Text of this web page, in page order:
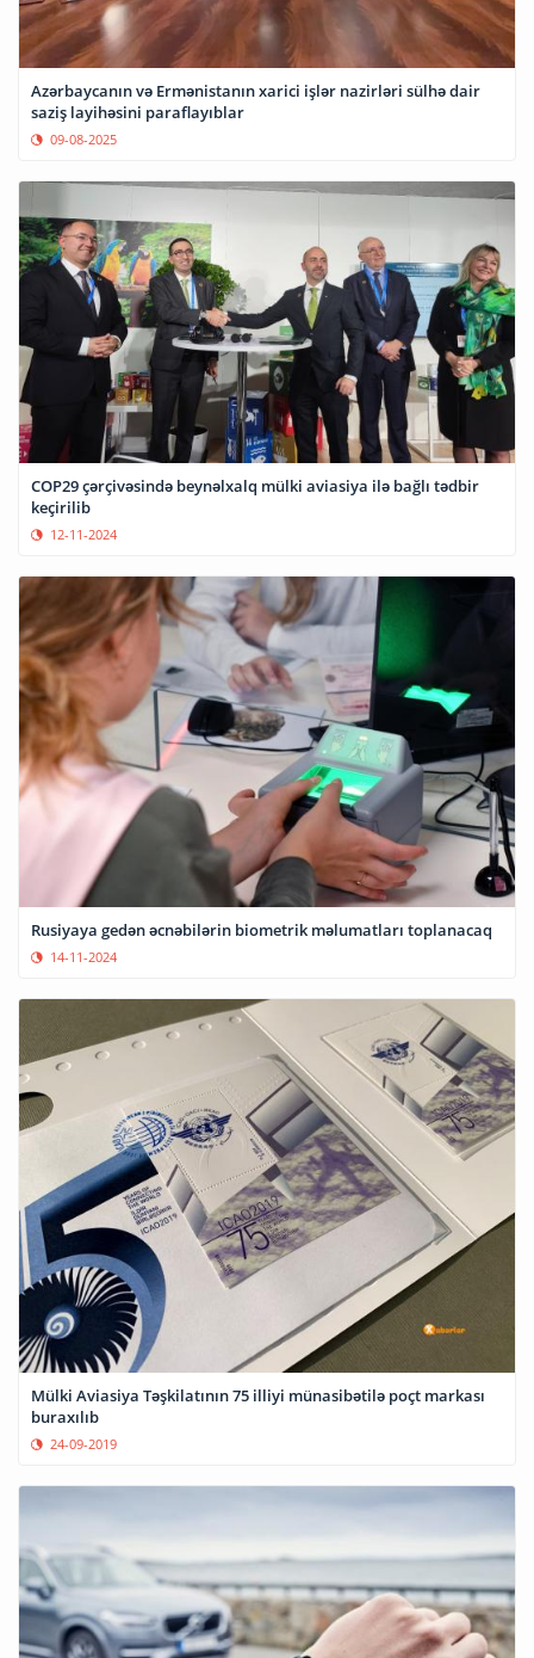
Azərbaycanın və Ermənistanın xarici işlər nazirləri sülhə dair
saziş layihəsini paraflayıblar
09-08-2025
COP29 çərçivəsində beynəlxalq mülki aviasiya ilə bağlı tədbir
keçirilib
12-11-2024
Rusiyaya gedən əcnəbilərin biometrik məlumatları toplanacaq
14-11-2024
Mülki Aviasiya Təşkilatının 75 illiyi münasibətilə poçt markası
buraxılıb
24-09-2019